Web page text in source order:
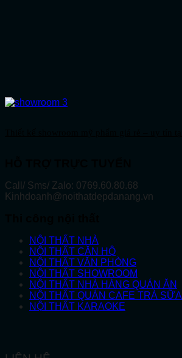
Call/ Sms/ Zalo: 0769.60.80.68
Kinhdoanh@noithatdepdanang.vn
NỘI THẤT NHÀ
NỘI THẤT CĂN HỘ
NỘI THẤT VĂN PHÒNG
NỘI THẤT SHOWROOM
NỘI THẤT NHÀ HÀNG QUÁN ĂN
NỘI THẤT QUÁN CAFE TRÀ SỮA
NỘI THẤT KARAOKE